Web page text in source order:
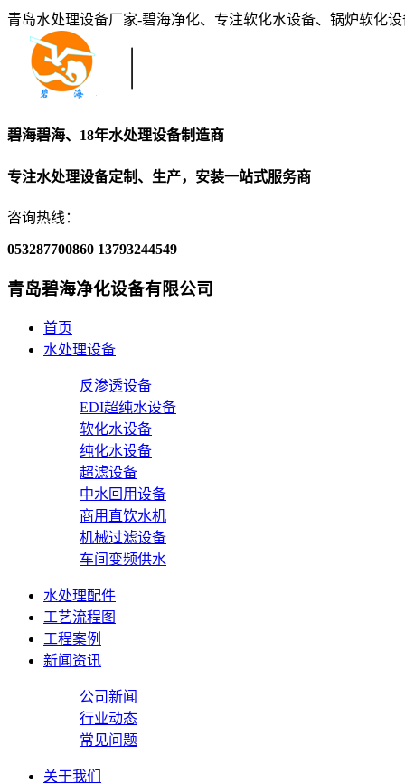
青岛水处理设备厂家-碧海净化、专注软化水设备、锅炉软化
碧海碧海、18年水处理设备制造商
专注水处理设备定制、生产，安装一站式服务商
咨询热线：
053287700860 13793244549
青岛碧海净化设备有限公司
首页
水处理设备
反渗透设备
EDI超纯水设备
软化水设备
纯化水设备
超滤设备
中水回用设备
商用直饮水机
机械过滤设备
车间变频供水
水处理配件
工艺流程图
工程案例
新闻资讯
公司新闻
行业动态
常见问题
关于我们